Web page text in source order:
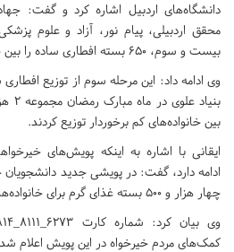
دانشگاه‌های اردبیل اشاره کرد و گفت:
محقق اردبیلی، پیام نور، آزاد و علوم
بیست و سوم، ۶۵۰ بسته افطاری ساده را بین خانواده‌های نیازمند توزیع کردند.
وی ادامه داد: این مرحله سوم از توزیع
بین خانواده‌های کم برخوردار توزیع کردند.
ایقانی با اشاره به اینکه پویش‌های
ادامه دارد، گفت: در پویشی جدید دانشجویان
چهار هزار و ۵۰۰ بسته غذای گرم برای خانواده‌های نیازمند دارند.
کمک‌های مردم خیرخواه در این پویش اعلام